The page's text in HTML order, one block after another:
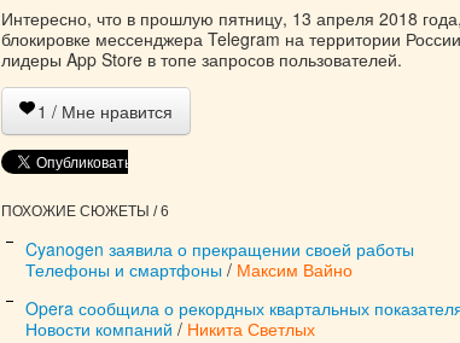
Интересно, что в прошлую пятницу, 13 апреля 2018
блокировке мессенджера Telegram на территории
лидеры App Store в топе запросов пользователей.
1 / Мне нравится
ПОХОЖИЕ СЮЖЕТЫ / 6
Cyanogen заявила о прекращении своей работы
Телефоны и смартфоны / Максим Вайно
Opera сообщила о рекордных квартальных
Новости компаний / Никита Светлых